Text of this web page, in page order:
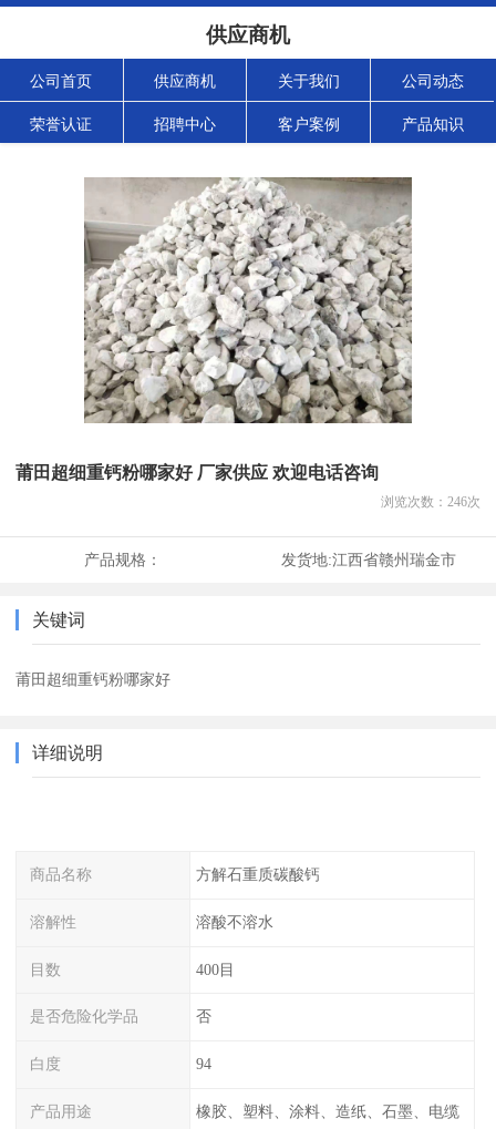
供应商机
公司首页 供应商机 关于我们 公司动态
荣誉认证 招聘中心 客户案例 产品知识
莆田超细重钙粉哪家好 厂家供应 欢迎电话咨询
浏览次数： 246次
产品规格： 发货地:江西省赣州瑞金市
关键词
莆田超细重钙粉哪家好
详细说明
商品名称 方解石重质碳酸钙
溶解性 溶酸不溶水
目数 400目
是否危险化学品 否
白度 94
产品用途 橡胶、塑料、涂料、造纸、石墨、电缆